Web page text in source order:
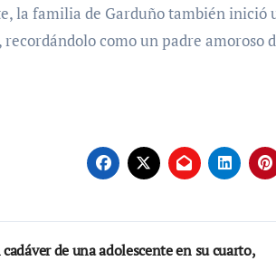
la familia de Garduño también inició
como un padre amoroso
de una adolescente en su cuarto,